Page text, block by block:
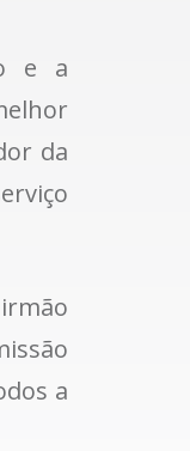
e a
da
a